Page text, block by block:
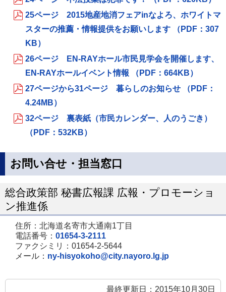
25ページ 2015地産地消フェアinなよろ、ホワイトマ
スターの推薦・情報提供をお願いします （PDF：307
KB）
26ページ EN-RAYホール市民見学会を開催します、
EN-RAYホールイベント情報 （PDF：664KB）
27ページから31ページ 暮らしのお知らせ （PDF：
4.24MB）
32ページ 裏表紙（市民カレンダー、人のうごき）
（PDF：532KB）
お問い合せ・担当窓口
総合政策部 秘書広報課 広報・プロモーショ
ン推進係
住所：北海道名寄市大通南1丁目
電話番号： 01654-3-2111
ファクシミリ：01654-2-5644
メール： ny-hisyokoho@city.nayoro.lg.jp
最終更新日：2015年10月30日